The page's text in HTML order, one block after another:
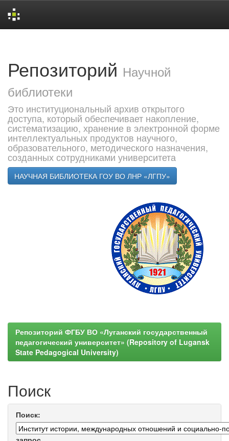
Репозиторий Научной
библиотеки
Это институциональный архив открытого
доступа, который обеспечивает накопление,
систематизацию, хранение в электронной форме
интеллектуальных продуктов научного,
образовательного, методического назначения,
созданных сотрудниками университета
НАУЧНАЯ БИБЛИОТЕКА ГОУ ВО ЛНР «ЛГПУ»
Репозиторий ФГБУ ВО «Луганский государственный
педагогический университет» (Repository of Lugansk
State Pedagogical University)
Поиск
Поиск: